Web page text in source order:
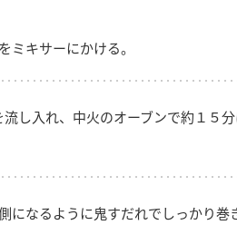
ミキサーにかける。
流し入れ、中火のオーブンで約１５
なるように鬼すだれでしっかり巻き